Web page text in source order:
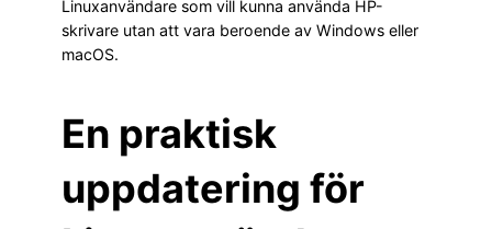
Linuxanvändare som vill kunna använda HP-
skrivare utan att vara beroende av Windows eller
macOS.
En praktisk
uppdatering för